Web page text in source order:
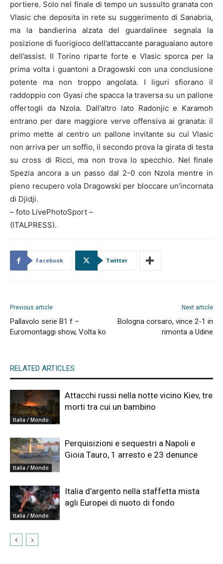
portiere. Solo nel finale di tempo un sussulto granata con
Vlasic che deposita in rete su suggerimento di Sanabria,
ma la bandierina alzata del guardalinee segnala la
posizione di fuorigioco dell’attaccante paraguaiano autore
dell’assist. Il Torino riparte forte e Vlasic sporca per la
prima volta i guantoni a Dragowski con una conclusione
potente ma non troppo angolata. I liguri sfiorano il
raddoppio con Gyasi che spacca la traversa su un pallone
offertogli da Nzola. Dall’altro lato Radonjic e Karamoh
entrano per dare maggiore verve offensiva ai granata: il
primo mette al centro un pallone invitante su cui Vlasic
non arriva per un soffio, il secondo prova la girata di testa
su cross di Ricci, ma non trova lo specchio. Nel finale
Spezia ancora a un passo dal 2-0 con Nzola mentre in
pieno recupero vola Dragowski per bloccare un’incornata
di Djidji.
– foto LivePhotoSport –
(ITALPRESS).
Facebook Twitter
Previous article
Pallavolo serie B1 f –
Euromontaggi show, Volta ko
Next article
Bologna corsaro, vince 2-1 in
rimonta a Udine
RELATED ARTICLES
Italia / Mondo
Attacchi russi nella notte vicino Kiev, tre
morti tra cui un bambino
Italia / Mondo
Perquisizioni e sequestri a Napoli e
Gioia Tauro, 1 arresto e 23 denunce
Italia / Mondo
Italia d’argento nella staffetta mista
agli Europei di nuoto di fondo